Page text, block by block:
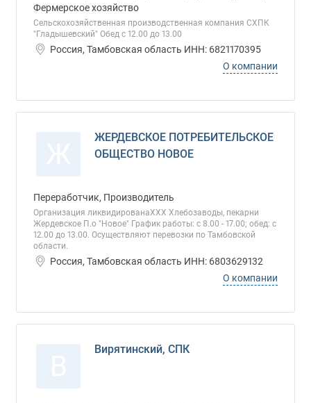
Фермерское хозяйство
Сельскохозяйственная производственная компания СХПК
"Гладышевский" Обед с 12.00 до 13.00
Россия, Тамбовская область ИНН: 6821170395
О компании
ЖЕРДЕВСКОЕ ПОТРЕБИТЕЛЬСКОЕ
ОБЩЕСТВО НОВОЕ
Переработчик, Производитель
Организация ликвидированаХХХ Хлебозаводы, пекарни
Жердевское П.о "Новое" График работы: с 8.00 - 17.00; обед: с
12.00 до 13.00. Осуществляют перевозки по Тамбовской
области.
Россия, Тамбовская область ИНН: 6803629132
О компании
Вирятинский, СПК